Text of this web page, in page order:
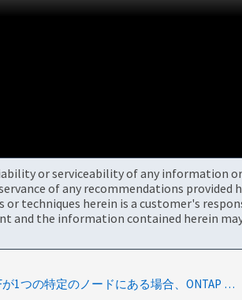
or serviceability of any information
of any recommendations
techniques herein is a customer's
the information contained herein
クラスタLIFが1つの特定のノードにある場合、ONTAP System Managerに到達できない